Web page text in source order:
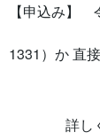
【申込み】
下記のリ
1331）か 直
詳しく